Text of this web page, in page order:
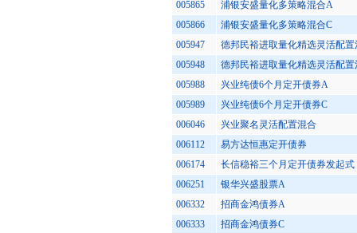
005865
浦银安盛量化多策略混合A
005866
浦银安盛量化多策略混合C
005947
德邦民裕进取量化精选灵活配
005948
德邦民裕进取量化精选灵活配置
005988
兴业纯债6个月定开债券A
005989
兴业纯债6个月定开债券C
006046
兴业聚名灵活配置混合
006112
易方达恒惠定开债券
006174
长信稳裕三个月定开债券发起式
006251
银华兴盛股票A
006332
招商金鸿债券A
006333
招商金鸿债券C